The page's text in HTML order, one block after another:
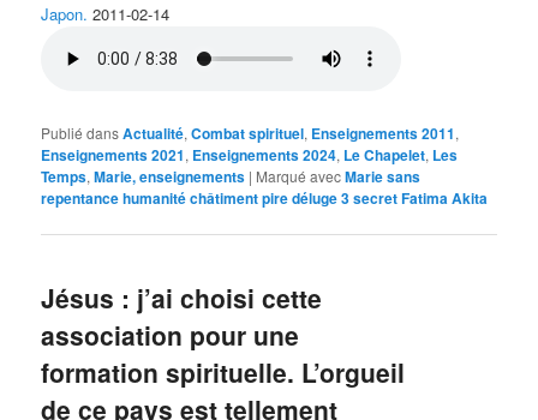
Japon. 2011-02-14
Publié dansActualité,Combat spirituel, Enseignements 2011,
Enseignements 2021, Enseignements 2024, Le Chapelet, Les
Temps,Marie, enseignements | Marqué avecMarie sans
repentance humanité châtiment pire déluge 3 secret Fatima Akita
Jésus : j’ai choisi cette
association pour une
formation spirituelle. L’orgueil
de ce pays est tellement